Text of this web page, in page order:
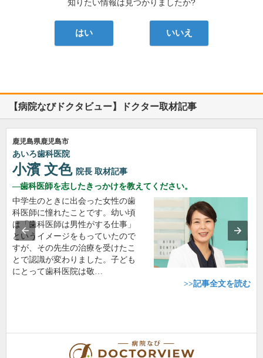
知りたい情報は見つかりましたか?
はい いいえ
【病院なびドクタビュー】ドクター取材記事
鹿児島県鹿児島市
あいろ歯科医院
小濱 文色 院長 取材記事
歯科医師を志したきっかけを教えてください。
中学生のときに出会った女性の歯
科医師に憧れたことです。幼い頃
は「歯科医師は男性がする仕事」
というイメージをもっていたので
すが、その先生の治療を受けたこ
とで認識が変わりました。子ども
にとって歯科医院は敬…
>>記事全文を読む